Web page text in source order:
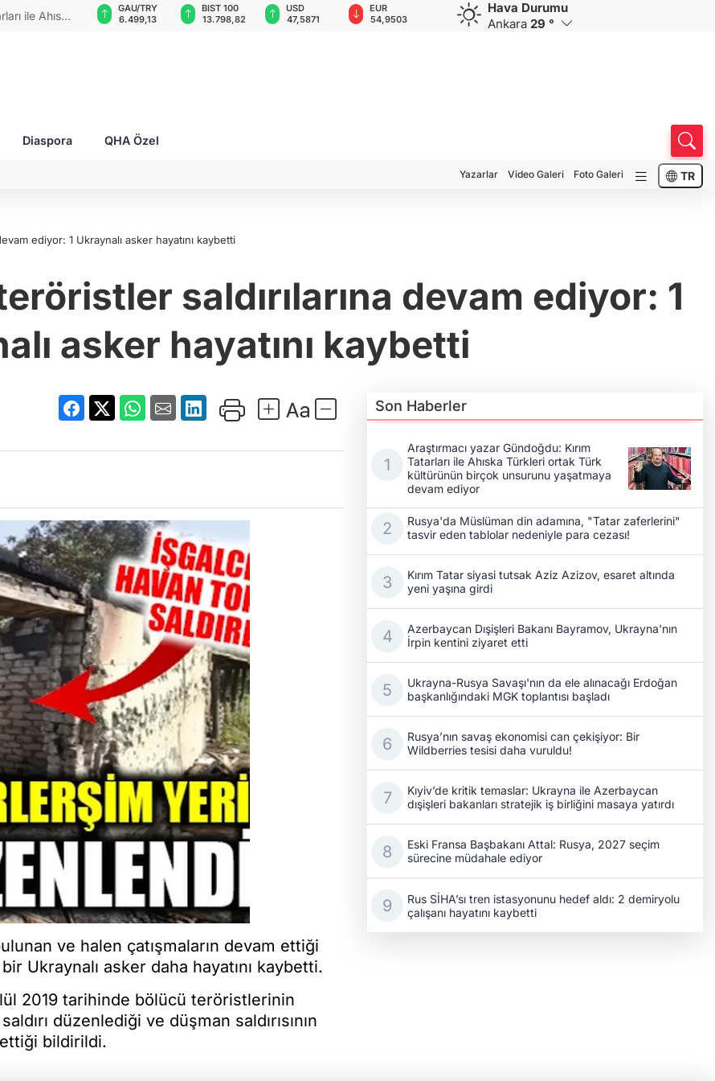
ile Ahıska
0,0018
GAU/TRY
6.499,13
BIST 100
13.798,82
USD
47,5871
EUR
54,9503
GBP
64,1508
CHF
58,5690
Hava Durumu
Ankara 29 °
Diaspora QHA Özel
Yazarlar Video Galeri Foto Galeri TR
ediyor: 1 Ukraynalı asker hayatını kaybetti
saldırılarına devam ediyor: 1
asker hayatını kaybetti
ve halen çatışmaların devam ettiği
Ukraynalı asker daha hayatını kaybetti.
2019 tarihinde bölücü teröristlerinin
düzenlediği ve düşman saldırısının
bildirildi.
Son Haberler
Araştırmacı yazar Gündoğdu: Kırım
Tatarları ile Ahıska Türkleri ortak Türk
kültürünün birçok unsurunu yaşatmaya
devam ediyor
Rusya'da Müslüman din adamına, "Tatar zaferlerini"
tasvir eden tablolar nedeniyle para cezası!
Kırım Tatar siyasi tutsak Aziz Azizov, esaret altında
yeni yaşına girdi
Azerbaycan Dışişleri Bakanı Bayramov, Ukrayna'nın
İrpin kentini ziyaret etti
Ukrayna-Rusya Savaşı'nın da ele alınacağı Erdoğan
başkanlığındaki MGK toplantısı başladı
Rusya’nın savaş ekonomisi can çekişiyor: Bir
Wildberries tesisi daha vuruldu!
Kıyiv’de kritik temaslar: Ukrayna ile Azerbaycan
dışişleri bakanları stratejik iş birliğini masaya yatırdı
Eski Fransa Başbakanı Attal: Rusya, 2027 seçim
sürecine müdahale ediyor
Rus SİHA’sı tren istasyonunu hedef aldı: 2 demiryolu
çalışanı hayatını kaybetti